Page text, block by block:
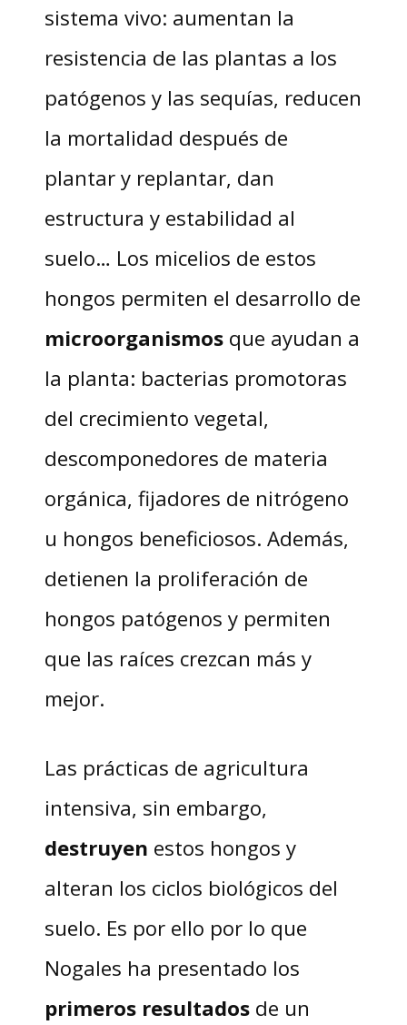
sistema vivo: aumentan la
resistencia de las plantas a los
patógenos y las sequías, reducen
la mortalidad después de
plantar y replantar, dan
estructura y estabilidad al
suelo… Los micelios de estos
hongos permiten el desarrollo de
microorganismos que ayudan a
la planta: bacterias promotoras
del crecimiento vegetal,
descomponedores de materia
orgánica, fijadores de nitrógeno
u hongos beneficiosos. Además,
detienen la proliferación de
hongos patógenos y permiten
que las raíces crezcan más y
mejor.
Las prácticas de agricultura
intensiva, sin embargo,
destruyen estos hongos y
alteran los ciclos biológicos del
suelo. Es por ello por lo que
Nogales ha presentado los
primeros resultados de un